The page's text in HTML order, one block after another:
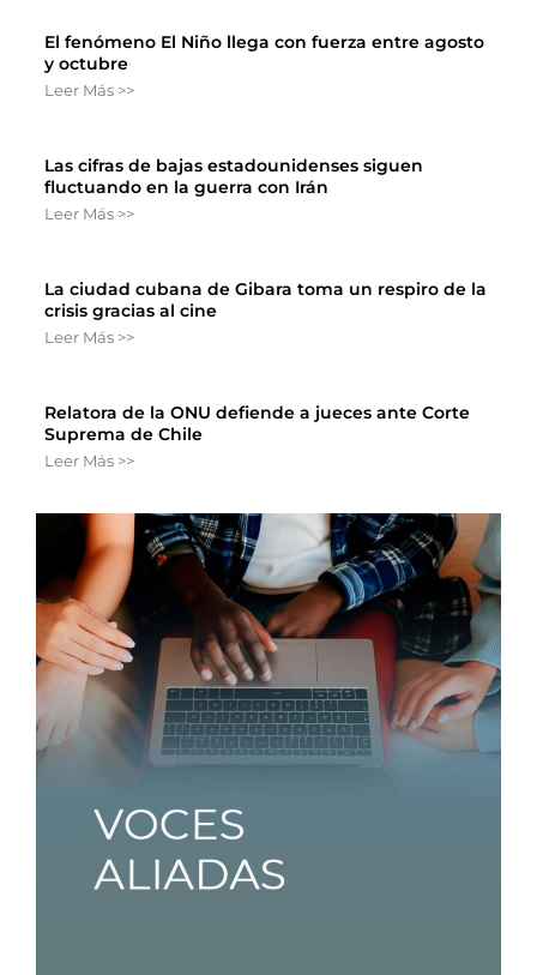
El fenómeno El Niño llega con fuerza entre agosto
y octubre
Leer Más >>
Las cifras de bajas estadounidenses siguen
fluctuando en la guerra con Irán
Leer Más >>
La ciudad cubana de Gibara toma un respiro de la
crisis gracias al cine
Leer Más >>
Relatora de la ONU defiende a jueces ante Corte
Suprema de Chile
Leer Más >>